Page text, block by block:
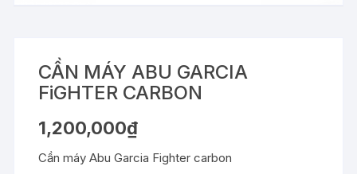
CẦN MÁY ABU GARCIA
FiGHTER CARBON
1,200,000₫
Cần máy Abu Garcia Fighter carbon